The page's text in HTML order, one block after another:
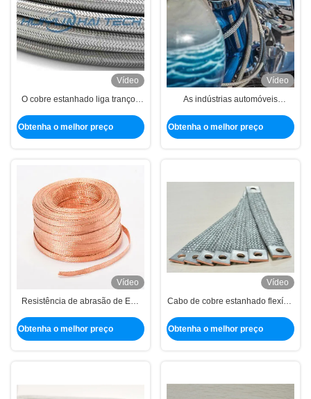
Vídeo
O cobre estanhado liga trançou
temperatura Sleeving
Obtenha o melhor preço
Vídeo
As indústrias automóveis
temperatura Sleeving trançada
Obtenha o melhor preço
Vídeo
Resistência de abrasão de EMI
Sleeving da proteção do cabo
Obtenha o melhor preço
Vídeo
Cabo de cobre estanhado flexível
conector elétrico
Obtenha o melhor preço